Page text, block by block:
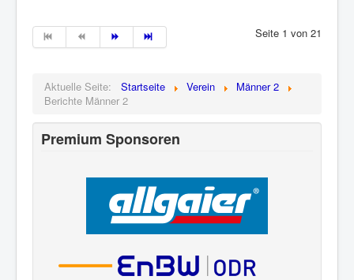
Seite 1 von 21
Aktuelle Seite: Startseite Verein
Männer 2
Berichte Männer 2
Premium Sponsoren